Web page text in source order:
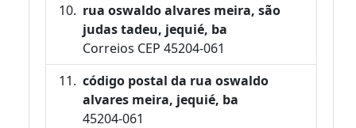
rua oswaldo alvares meira, são
judas tadeu, jequié, ba
Correios CEP 45204-061
código postal da rua oswaldo
alvares meira, jequié, ba
45204-061